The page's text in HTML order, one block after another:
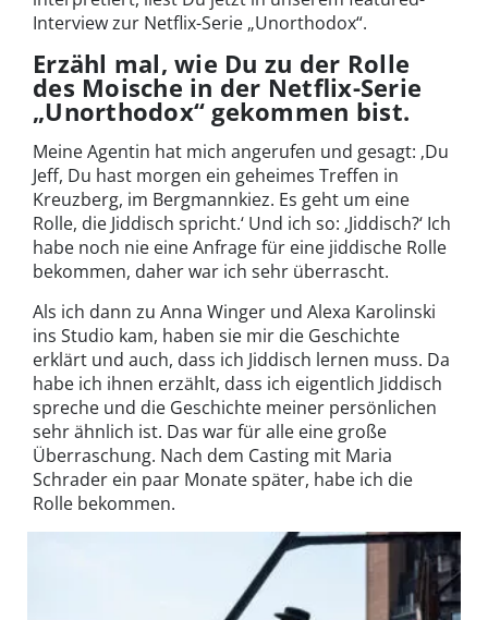
Interview zur Netflix-Serie „Unorthodox“.
Erzähl mal, wie Du zu der Rolle
des Moische in der Netflix-Serie
„Unorthodox“ gekommen bist.
Meine Agentin hat mich angerufen und gesagt: ‚Du
Jeff, Du hast morgen ein geheimes Treffen in
Kreuzberg, im Bergmannkiez. Es geht um eine
Rolle, die Jiddisch spricht.‘ Und ich so: ‚Jiddisch?‘ Ich
habe noch nie eine Anfrage für eine jiddische Rolle
bekommen, daher war ich sehr überrascht.
Als ich dann zu Anna Winger und Alexa Karolinski
ins Studio kam, haben sie mir die Geschichte
erklärt und auch, dass ich Jiddisch lernen muss. Da
habe ich ihnen erzählt, dass ich eigentlich Jiddisch
spreche und die Geschichte meiner persönlichen
sehr ähnlich ist. Das war für alle eine große
Überraschung. Nach dem Casting mit Maria
Schrader ein paar Monate später, habe ich die
Rolle bekommen.